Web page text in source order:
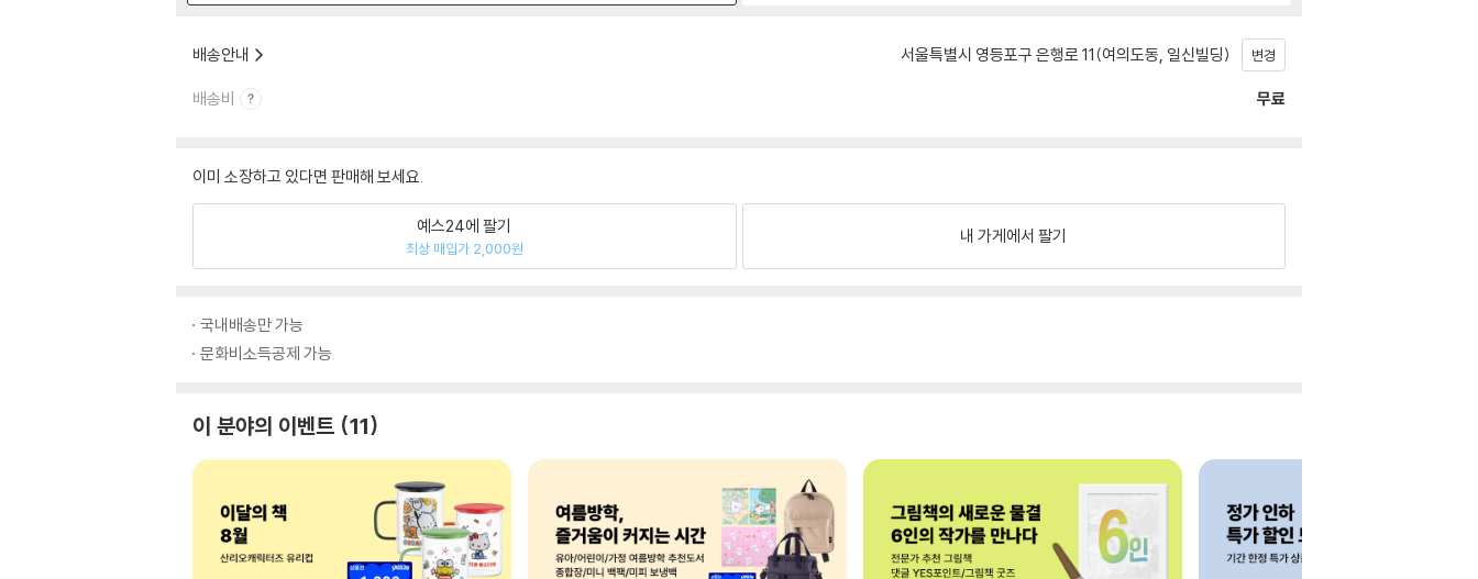
배송안내 서울특별시 영등포구 은행로 11(여의도동, 일신빌딩) 변경
배송비 무료
이미 소장하고 있다면 판매해 보세요.
예스24에 팔기
최상 매입가 2,000원
내 가게에서 팔기
국내배송만 가능
문화비소득공제 가능
이 분야의 이벤트 11